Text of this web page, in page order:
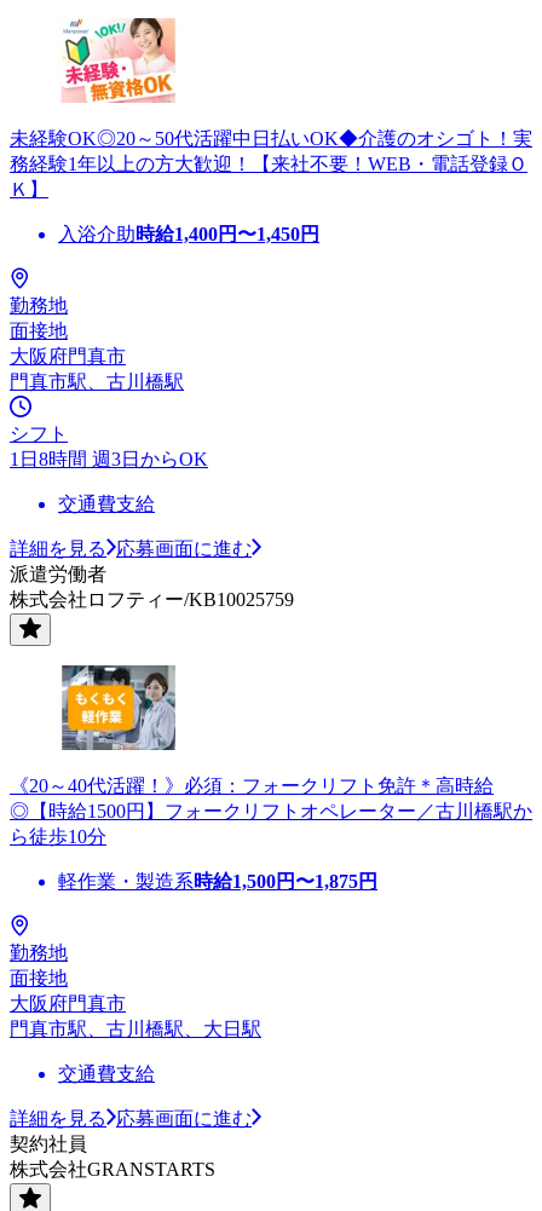
未経験OK◎20～50代活躍中日払いOK◆介護のオシゴト！実
務経験1年以上の方大歓迎！【来社不要！WEB・電話登録Ｏ
Ｋ】
入浴介助時給1,400円〜1,450円
勤務地
面接地
大阪府門真市
門真市駅、古川橋駅
シフト
1日8時間 週3日からOK
交通費支給
詳細を見る
応募画面に進む
派遣労働者
株式会社ロフティー/KB10025759
《20～40代活躍！》必須：フォークリフト免許＊高時給
◎【時給1500円】フォークリフトオペレーター／古川橋駅か
ら徒歩10分
軽作業・製造系時給1,500円〜1,875円
勤務地
面接地
大阪府門真市
門真市駅、古川橋駅、大日駅
交通費支給
詳細を見る
応募画面に進む
契約社員
株式会社GRANSTARTS